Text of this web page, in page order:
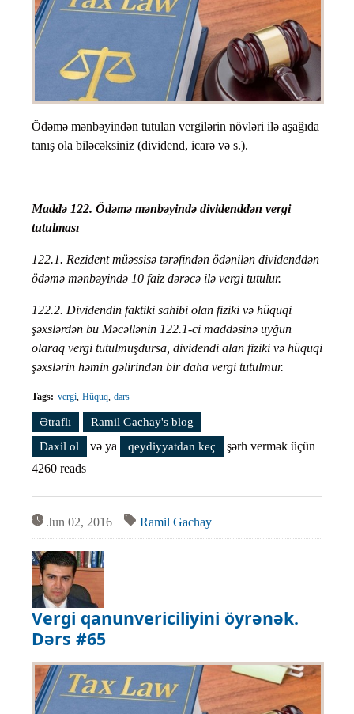
Ödəmə mənbəyindən tutulan vergilərin növləri ilə aşağıda
tanış ola biləcəksiniz (dividend, icarə və s.).
Maddə 122. Ödəmə mənbəyində dividenddən vergi
tutulması
122.1. Rezident müəssisə tərəfindən ödənilən dividenddən
ödəmə mənbəyində 10 faiz dərəcə ilə vergi tutulur.
122.2. Dividendin faktiki sahibi olan fiziki və hüquqi
şəxslərdən bu Məcəllənin 122.1-ci maddəsinə uyğun
olaraq vergi tutulmuşdursa, dividendi alan fiziki və hüquqi
şəxslərin həmin gəlirindən bir daha vergi tutulmur.
Tags: vergi Hüquq dərs
Ətraflı Vergi qanunvericiliyini öyrənək. Dərs #67 (Ödəmə
mənbəyindən vergi) haqqında
Ramil Gachay's blog
Daxil ol
və ya qeydiyyatdan keç
şərh vermək üçün
4260 reads
Jun 02, 2016 Ramil Gachay
Vergi qanunvericiliyini öyrənək.
Dərs #65